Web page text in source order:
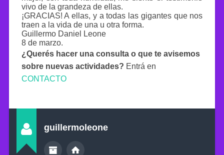
vivo de la grandeza de ellas.
¡GRACIAS! A ellas, y a todas las gigantes que nos
traen a la vida de una u otra forma.
Guillermo Daniel Leone
8 de marzo.
¿Querés hacer una consulta o que te avisemos
sobre nuevas actividades? Entrá en
CONTACTO
guillermoleone